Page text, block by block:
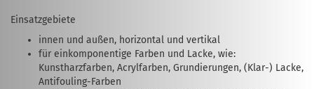
Einsatzgebiete
innen und außen, horizontal und vertikal
für einkomponentige Farben und Lacke, wie:
Kunstharzfarben, Acrylfarben, Grundierungen, (Klar-) Lacke,
Antifouling-Farben